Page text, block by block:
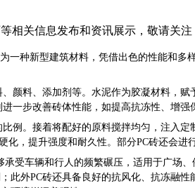
相关信息发布和资讯展示，敬请关注
一种新型建筑材料，凭借出色的性能和多
颜料、添加剂等。水泥作为胶凝材料，
一步改善砖体性能，如提高抗冻性、增强
例。接着将配好的原料搅拌均匀，注入
，提升强度和耐久性。部分PC砖还会
受车辆和行人的频繁碾压，适用于广场、
此外PC砖还具备良好的抗风化、抗冻融